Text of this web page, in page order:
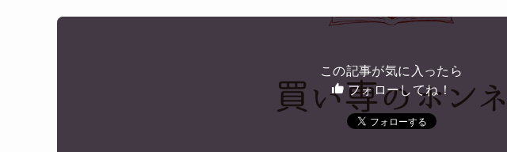
私は『匂い』で “病気” が分かる→ある日、義弟嫁の子供から「ガンの匂
この記事が気に入ったら
フォローしてね！